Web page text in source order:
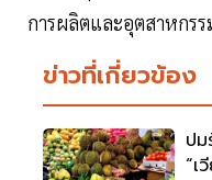
การผลิตและอุตสาหกรร
ข่าวที่เกี่ยวข้อง
ป
“เ